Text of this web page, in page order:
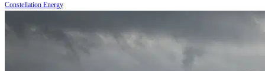
Constellation Energy